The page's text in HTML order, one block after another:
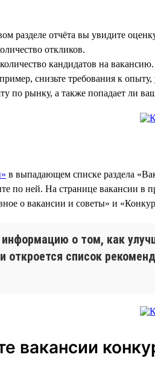
разделе отчёта вы увидите
откликов.
кандидатов на
снизьте требования к
по рынку, а также попадает ли
в выпадающем списке раздела
по ней. На странице вакансии в
о вакансии и советы» и
о том, как
откроется список
вакансии